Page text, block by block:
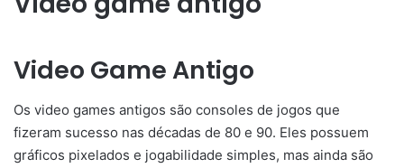
Video Game Antigo
Os video games antigos são consoles de jogos que
fizeram sucesso nas décadas de 80 e 90. Eles possuem
gráficos pixelados e jogabilidade simples, mas ainda são